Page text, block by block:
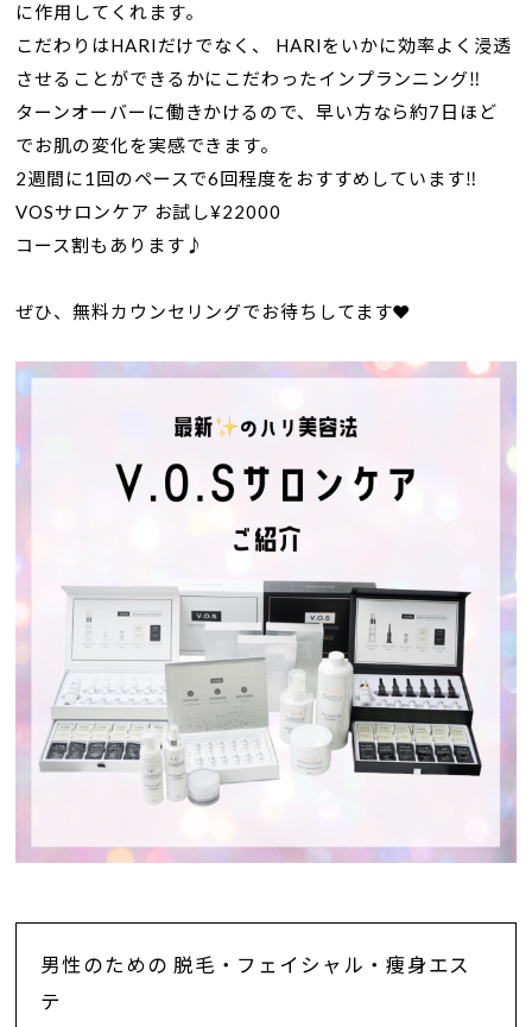
に作用してくれます。
こだわりはHARIだけでなく、 HARIをいかに効率よく浸透
させることができるかにこだわったインプランニング‼︎
ターンオーバーに働きかけるので、早い方なら約7日ほど
でお肌の変化を実感できます。
2週間に1回のペースで6回程度をおすすめしています‼︎
VOSサロンケア お試し¥22000
コース割もあります♪
ぜひ、無料カウンセリングでお待ちしてます❤️
男性のための 脱毛・フェイシャル・痩身エス
テ